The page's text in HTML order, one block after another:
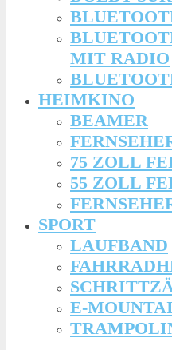
MIT RADIO
HEIMKINO
BEAMER
75 ZOLL
55 ZOLL
SPORT
LAUFBAND
E-